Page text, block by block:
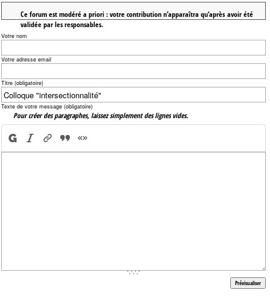
Ce forum est modéré a priori : votre contribution n’apparaîtra qu’après avoir été
validée par les responsables.
Votre nom
Votre adresse email
Titre (obligatoire)
Texte de votre message (obligatoire)
Pour créer des paragraphes, laissez simplement des lignes vides.